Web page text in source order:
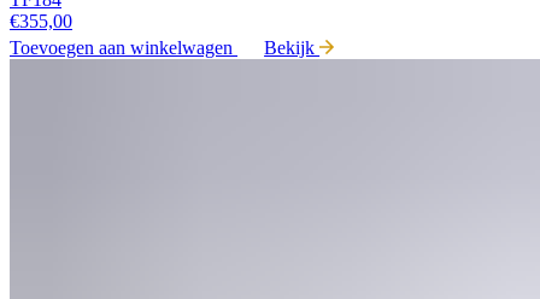
€355,00
Toevoegen aan winkelwagen
Bekijk